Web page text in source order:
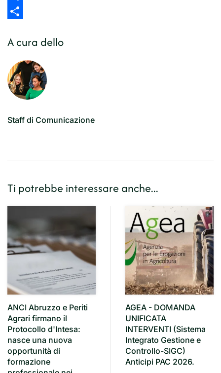
Share
A cura dello
Staff di Comunicazione
Ti potrebbe interessare anche...
ANCI Abruzzo e Periti
Agrari firmano il
Protocollo d'Intesa:
nasce una nuova
opportunità di
formazione
AGEA - DOMANDA
UNIFICATA
INTERVENTI (Sistema
Integrato Gestione e
Controllo-SIGC)
Anticipi PAC 2026.